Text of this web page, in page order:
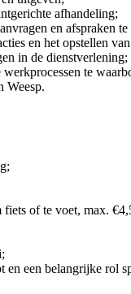
afhandeling;
en afspraken te
en het opstellen
in de dienstverlening;
te
Weesp.
of te voet, max.
een belangrijke rol